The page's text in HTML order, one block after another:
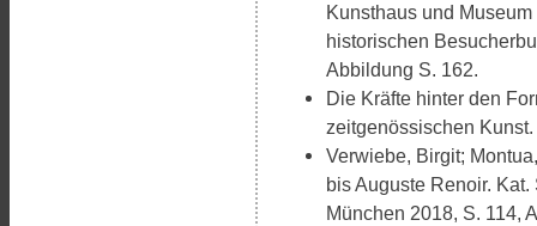
Kunsthaus und
historischen
Abbildung S. 162.
Die Kräfte hinter den
zeitgenössischen
Verwiebe, Birgit;
bis Auguste Renoir.
München 2018, S. 114,